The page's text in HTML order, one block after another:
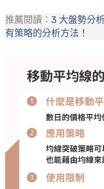
推薦閱讀： 3 大盤勢分
有策略的分析方法！